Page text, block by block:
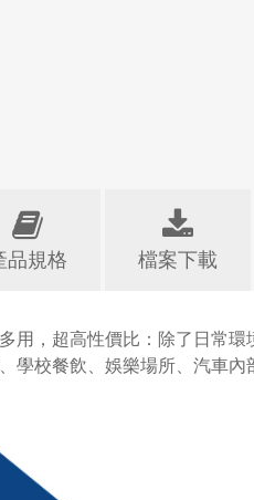
品規格 檔案下載
用，超高性價比：除了日常
學校餐飲、娛樂場所、汽車